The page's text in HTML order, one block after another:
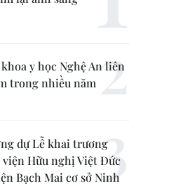
y học Nghệ An liên
trong nhiều năm
dự Lễ khai trương
Hữu nghị Việt Đức
Bạch Mai cơ sở Ninh